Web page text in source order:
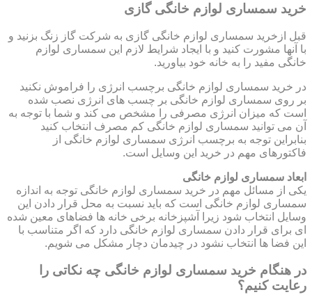
خرید سمساری لوازم خانگی گازی
قبل ازخرید سمساری لوازم خانگی گازی به شرکت گاز زنگ بزنید و
با آنها مشورت کنید و با ایجاد شرایط لازم این سمساری لوازم
خانگی مفید را به خانه خود بیاورید.
در خرید سمساری لوازم خانگی برچسب انرژی را فراموش نکنید
بر روی سمساری لوازم خانگی بر چسب های انرژی نصب شده
است که میزان انرژی مصرفی را مشخص می کند و شما با توجه به
آن می توانید سمساری لوازم خانگی کم مصرف انتخاب کنید
بنابراین توجه به برچسب انرژی سمساری لوازم خانگی از
فاکتورهای مهم در خرید این وسایل است.
ابعاد سمساری لوازم خانگی
یکی از مسائل مهم در خرید سمساری لوازم خانگی توجه به اندازه
سمساری لوازم خانگی است که باید نسبت به محل قرار دادن این
وسایل انتخاب شود زیرا آشپزخانه برخی خانه ها فضاهای معین شده
ای برای قرار دادن سمساری لوازم خانگی دارد که اگر متناسب با
این فضا ها انتخاب نشود در چیدمان دچار مشکل می شویم.
در هنگام خرید سمساری لوازم خانگی چه نکاتی را
رعایت کنیم؟